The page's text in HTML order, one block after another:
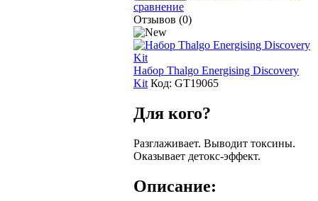
сравнение
Отзывов (0)
Набор Thalgo Energising Discovery
Kit Код: GT19065
Для кого?
Разглаживает. Выводит токсины.
Оказывает детокс-эффект.
Описание: